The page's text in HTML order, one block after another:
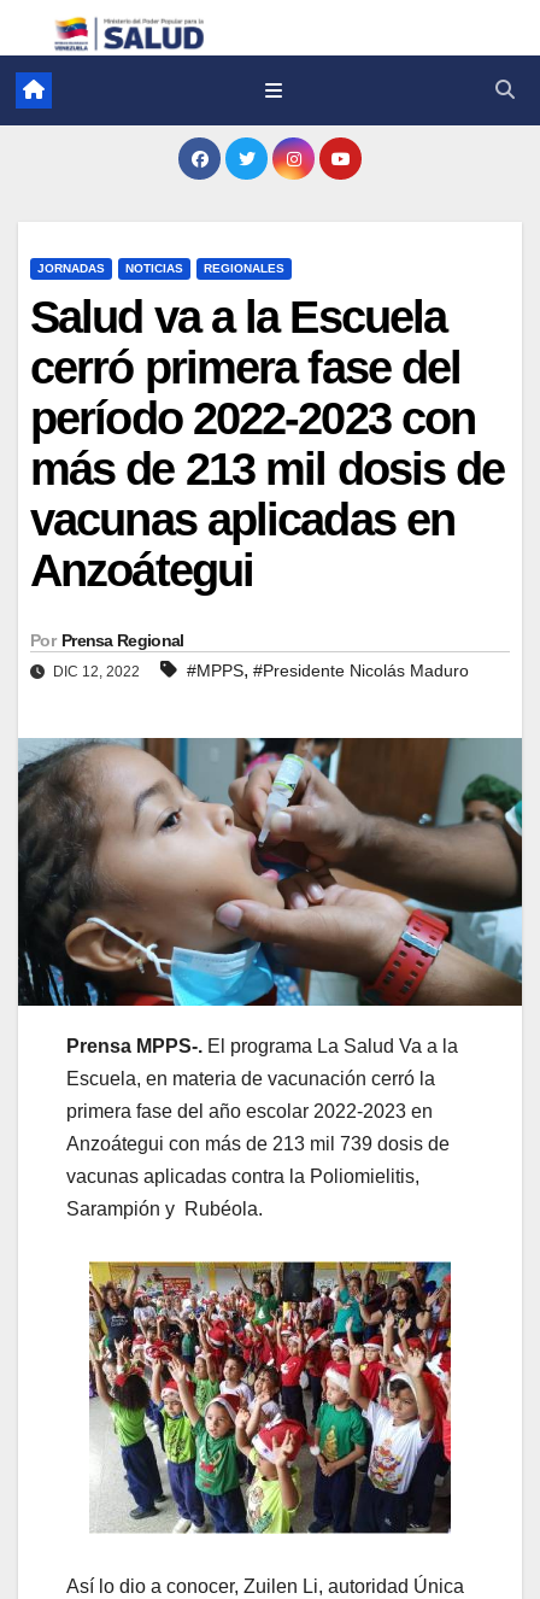
JORNADAS NOTICIAS REGIONALES
Salud va a la Escuela
cerró primera fase del
período 2022-2023 con
más de 213 mil dosis de
vacunas aplicadas en
Anzoátegui
Por Prensa Regional
DIC 12, 2022 #MPPS, #Presidente Nicolás Maduro
Prensa MPPS-. El programa La Salud Va a la
Escuela, en materia de vacunación cerró la
primera fase del año escolar 2022-2023 en
Anzoátegui con más de 213 mil 739 dosis de
vacunas aplicadas contra la Poliomielitis,
Sarampión y Rubéola.
Así lo dio a conocer, Zuilen Li, autoridad Única